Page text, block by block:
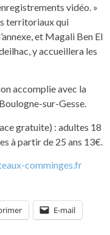
vidéo. »
territoriaux qui
et Magali Ben El
y accueillera les
accomplie avec la
sur-Gesse.
gratuite) : adultes 18
à partir de 25 ans 13€.
comminges.fr
E-mail